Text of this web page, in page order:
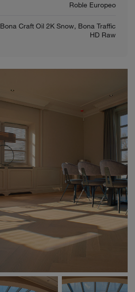
Roble Europeo
Bona Craft Oil 2K Snow, Bona Traffic
HD Raw